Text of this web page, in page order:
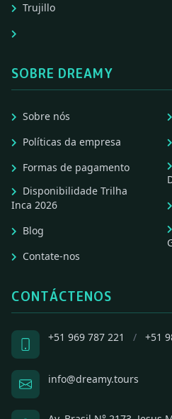
Trujillo
SOBRE DREAMY
Sobre nós
Políticas da empresa
Formas de pagamento
Disponibilidade Trilha
Inca 2026
Blog
Contate-nos
CONTÁCTENOS
+51 969 787 221 / +51
info@dreamy.tours